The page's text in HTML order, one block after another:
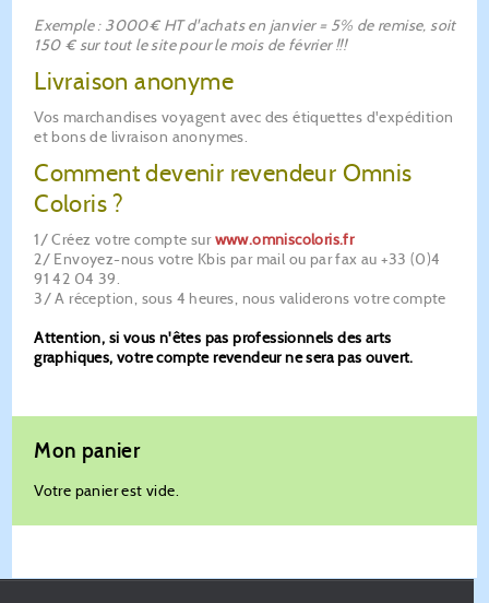
Exemple : 3000€ HT d'achats en janvier = 5% de remise, soit
150 € sur tout le site pour le mois de février !!!
Livraison anonyme
Vos marchandises voyagent avec des étiquettes d'expédition
et bons de livraison anonymes.
Comment devenir revendeur Omnis
Coloris ?
1/ Créez votre compte surwww.omniscoloris.fr
2/ Envoyez-nous votre Kbis par mail ou par fax au +33 (0)4
91 42 04 39.
3/ A réception, sous 4 heures, nous validerons votre compte
Attention, si vous n'êtes pas professionnels des arts
graphiques, votre compte revendeur ne sera pas ouvert.
Mon panier
Votre panier est vide.